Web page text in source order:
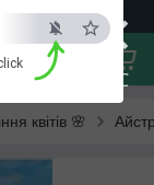
×
ESC
квітів 🌸